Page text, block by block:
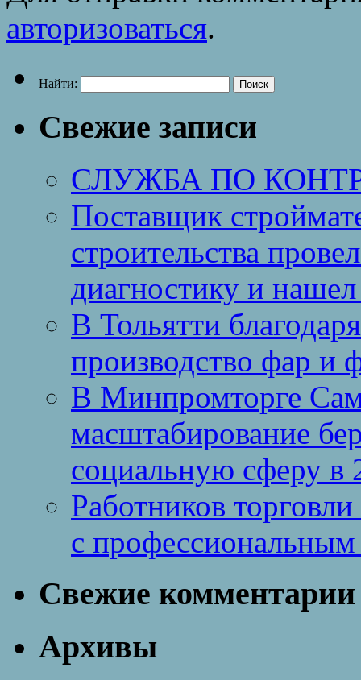
авторизоваться.
Найти:
Свежие записи
СЛУЖБА ПО
Поставщик
строительства
диагностику и
В Тольятти
производство фар и
В Минпромторге
масштабирование
социальную сферу в
Работников
с
Свежие комментарии
Архивы